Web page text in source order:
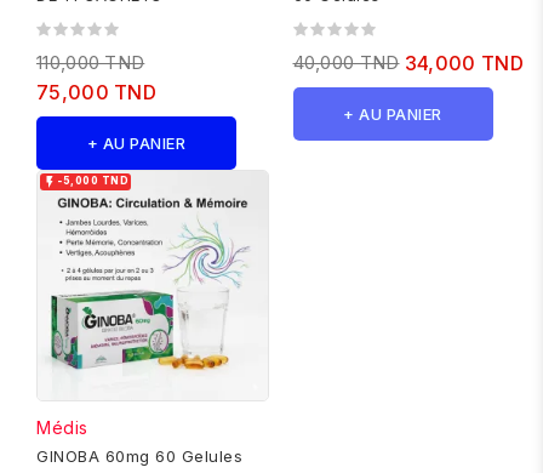
110,000 TND
75,000 TND
+ AU PANIER
40,000 TND 34,000 TND
+ AU PANIER
 -5,000 TND
Médis
GINOBA 60mg 60 Gelules